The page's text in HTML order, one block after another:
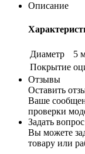
Описание
Диаметр
5
Покрытие
Отзывы
Оставить
Ваше
проверки
Задать вопрос
Вы можете
товару или